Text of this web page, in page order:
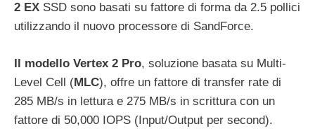
2 EX SSD sono basati su fattore di forma da 2.5 pollici
utilizzando il nuovo processore di SandForce.
Il modello Vertex 2 Pro, soluzione basata su Multi-
Level Cell (MLC), offre un fattore di transfer rate di
285 MB/s in lettura e 275 MB/s in scrittura con un
fattore di 50,000 IOPS (Input/Output per second).